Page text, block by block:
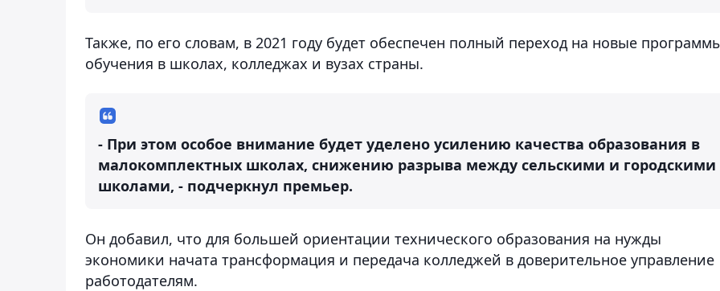
Также, по его словам, в 2021 году будет обеспечен полный переход на новые
обучения в школах, колледжах и вузах страны.
- При этом особое внимание будет уделено усилению качества образования в
малокомплектных школах, снижению разрыва между сельскими и городскими
школами, - подчеркнул премьер.
Он добавил, что для большей ориентации технического образования на нужды
экономики начата трансформация и передача колледжей в доверительное управление
работодателям.